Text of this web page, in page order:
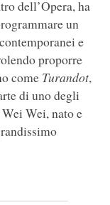
dell’Opera, ha
un
e
proporre
come Turandot,
di uno degli
Wei, nato e